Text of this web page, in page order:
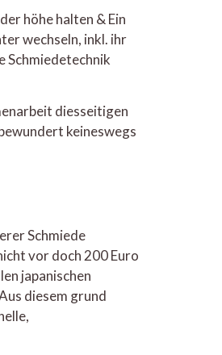
höhe halten & Ein
wechseln, inkl. ihr
Schmiedetechnik
diesseitigen
keineswegs
Schmiede
vor doch 200 Euro
japanischen
diesem grund